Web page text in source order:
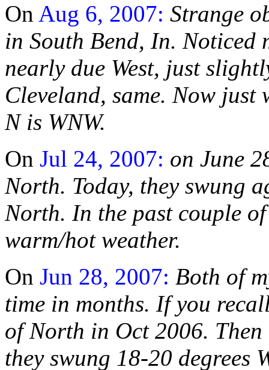
On Aug 6, 2007: Strange
in South Bend, In. Noticed
nearly due West, just
Cleveland, same. Now just
N is WNW.
On Jul 24, 2007: on June
North. Today, they swung
North. In the past couple
warm/hot weather.
On Jun 28, 2007: Both of
time in months. If you
of North in Oct 2006.
they swung 18-20 degrees